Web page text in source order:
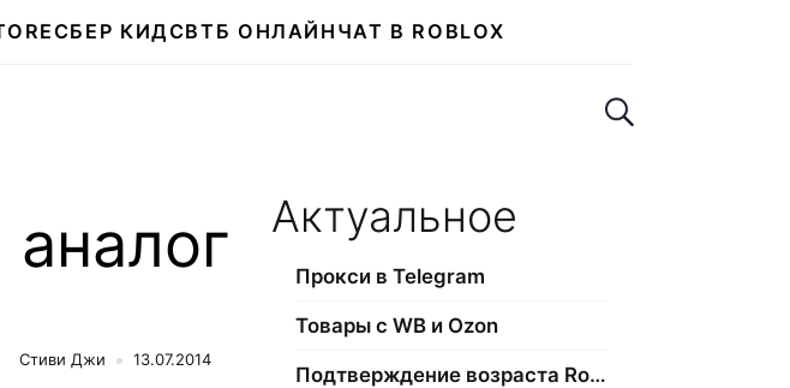
СБЕР КИДСВТБ ОНЛАЙН ЧАТ В ROBLOX
Поиск по сайту
Стиви Джи 13.07.2014
Актуальное
Прокси в Telegram
Товары с WB и Ozon
Подтверждение возраста Roblox